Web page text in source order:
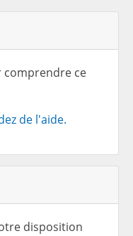
comprendre ce
de l'aide.
disposition